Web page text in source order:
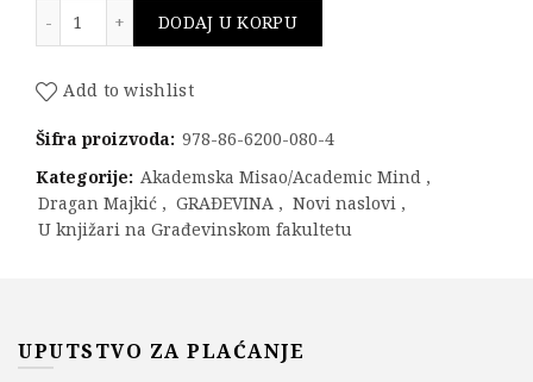
DODAJ U KORPU
Add to wishlist
Šifra proizvoda: 978-86-6200-080-4
Kategorije: Akademska Misao/Academic Mind ,
Dragan Majkić , GRAĐEVINA , Novi naslovi ,
U knjižari na Građevinskom fakultetu
UPUTSTVO ZA PLAĆANJE